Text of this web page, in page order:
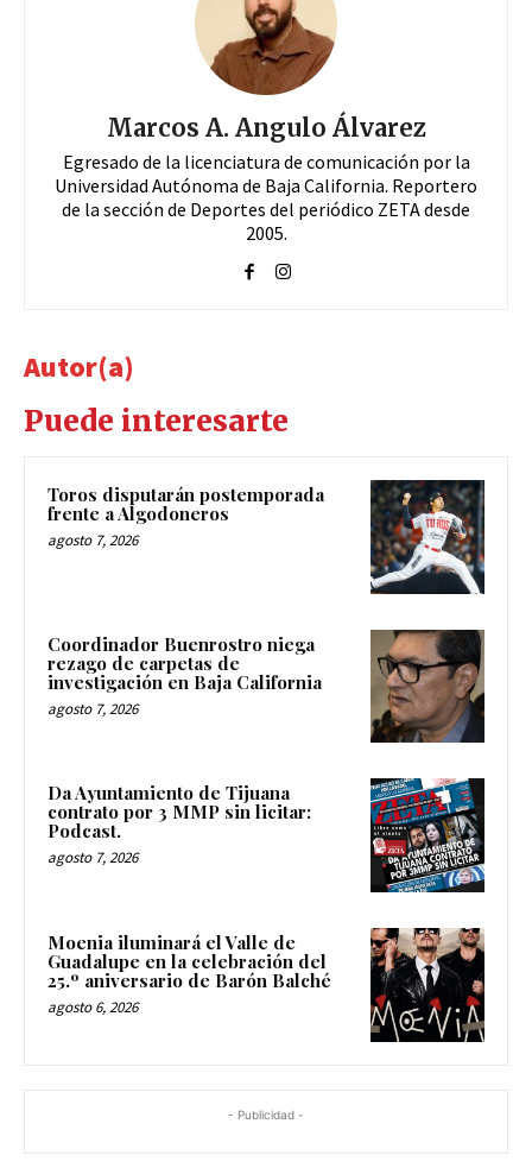
Marcos A. Angulo Álvarez
Egresado de la licenciatura de comunicación por la
Universidad Autónoma de Baja California. Reportero
de la sección de Deportes del periódico ZETA desde
2005.
Autor(a)
Puede interesarte
Toros disputarán postemporada
frente a Algodoneros
agosto 7, 2026
Coordinador Buenrostro niega
rezago de carpetas de
investigación en Baja California
agosto 7, 2026
Da Ayuntamiento de Tijuana
contrato por 3 MMP sin licitar:
Podcast.
agosto 7, 2026
Moenia iluminará el Valle de
Guadalupe en la celebración del
25.º aniversario de Barón Balché
agosto 6, 2026
- Publicidad -